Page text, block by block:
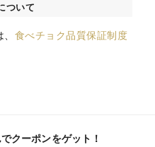
ついて
食べチョク品質保証制度
クーポンをゲット！